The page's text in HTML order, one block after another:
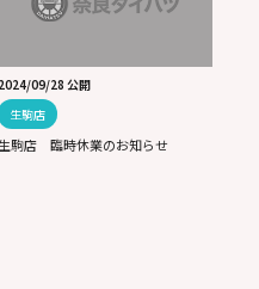
2024/09/28 公開
生駒店
駒店 臨時休業のお知らせ